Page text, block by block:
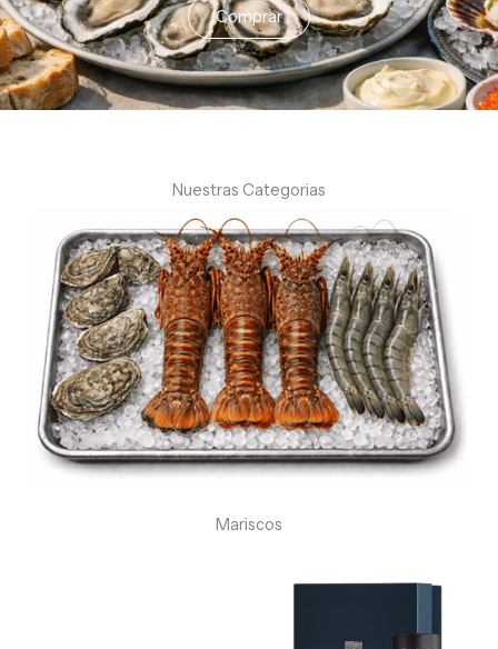
Comprar
Nuestras Categorias
Mariscos